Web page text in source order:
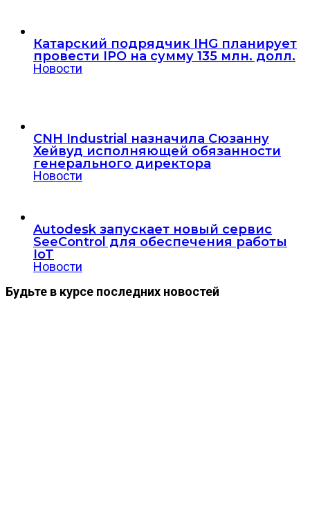
Катарский подрядчик IHG планирует
провести IPO на сумму 135 млн. долл.
Новости
CNH Industrial назначила Сюзанну
Хейвуд исполняющей обязанности
генерального директора
Новости
Autodesk запускает новый сервис
SeeControl для обеспечения работы
IoT
Новости
Будьте в курсе последних новостей